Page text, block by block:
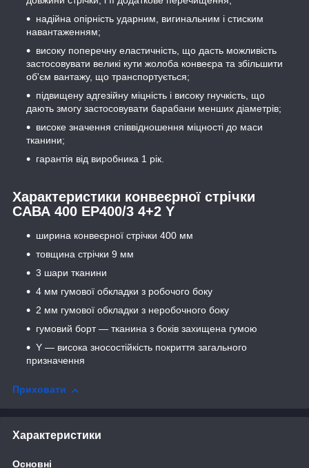
надійна опірність ударним, вигинальним і стиским
навантаженням;
високу поперечну еластичність, що дасть можливість
застосовувати великі кути жолоба конвеєра та збільшити
об'єм вантажу, що транспортується;
підвищену адгезійну міцність і високу гнучкість, що
дають змогу застосовувати барабани менших діаметрів;
високе значення співвідношення міцності до маси
тканини;
гарантія від виробника 1 рік.
Характеристики конвеєрної стрічки
САВА 400 ЕР400/3 4+2 Y
ширина конвеєрної стрічки 400 мм
товщина стрічки 9 мм
3 шари тканини
4 мм гумової обкладки з робочого боку
2 мм гумової обкладки з неробочного боку
гумовий борт — тканина з боків захищена гумою
Y — висока зносостійкість покриття загального
призначення
Приховати
Характеристики
Основні